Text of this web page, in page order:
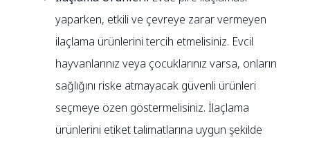
yaparken, etkili ve çevreye zarar vermeyen
ilaçlama ürünlerini tercih etmelisiniz. Evcil
hayvanlarınız veya çocuklarınız varsa, onların
sağlığını riske atmayacak güvenli ürünleri
seçmeye özen göstermelisiniz. İlaçlama
ürünlerini etiket talimatlarına uygun şekilde